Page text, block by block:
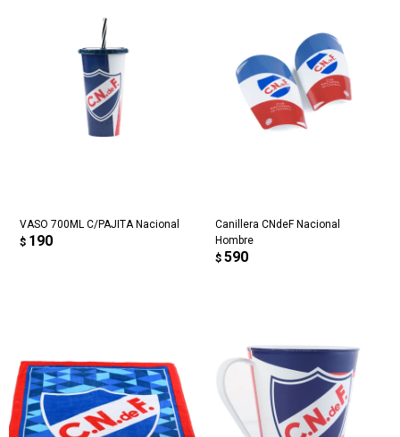
VASO 700ML C/PAJITA Nacional
$ 190
Canillera CNdeF Nacional
Hombre
$ 590